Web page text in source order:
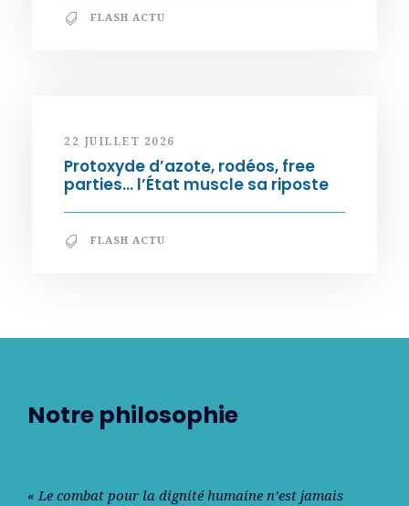
FLASH ACTU
22 JUILLET 2026
Protoxyde d’azote, rodéos, free
parties… l’État muscle sa riposte
FLASH ACTU
Notre philosophie
« Le combat pour la dignité humaine n’est jamais